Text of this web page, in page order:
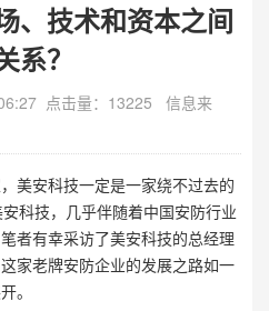
、技术和资本之间
系？
点击量：13225 信息来
美安科技一定是一家绕不过去的
科技，几乎伴随着中国安防行业
者有幸采访了美安科技的总经理
家老牌安防企业的发展之路如一
。